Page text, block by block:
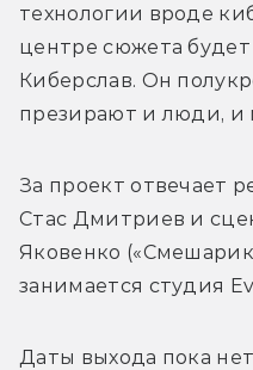
технологии вроде
центре сюжета
Киберслав. Он
презирают и люди, и
За проект отвечает
Стас Дмитриев и
Яковенко
занимается студия
Даты выхода пока